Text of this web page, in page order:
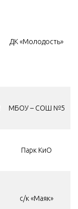
ДК «Молодость»
МБОУ – СОШ №5
Парк КиО
с/к «Маяк»